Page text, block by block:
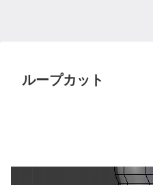
ループカット